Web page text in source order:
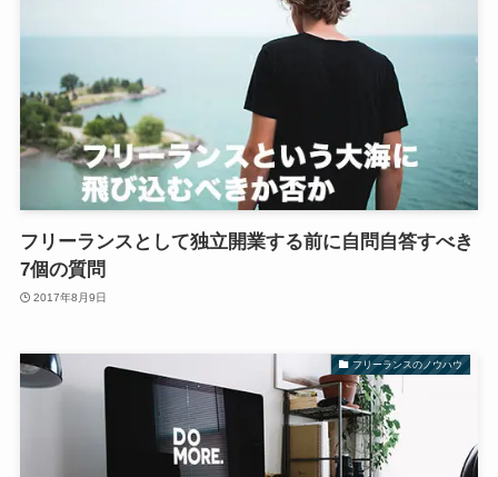
フリーランスとして独立開業する前に自問自答すべき
7個の質問
2017年8月9日
フリーランスのノウハウ